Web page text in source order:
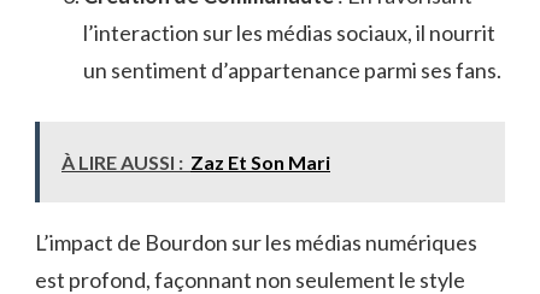
l’interaction sur les médias sociaux, il nourrit
un sentiment d’appartenance parmi ses fans.
À LIRE AUSSI : Zaz Et Son Mari
L’impact de Bourdon sur les médias numériques
est profond, façonnant non seulement le style